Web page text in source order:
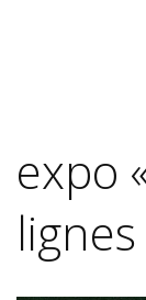
expo
lignes